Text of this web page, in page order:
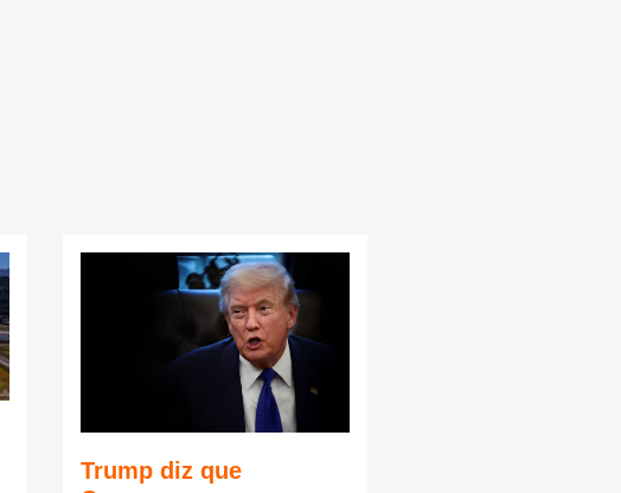
Trump diz que